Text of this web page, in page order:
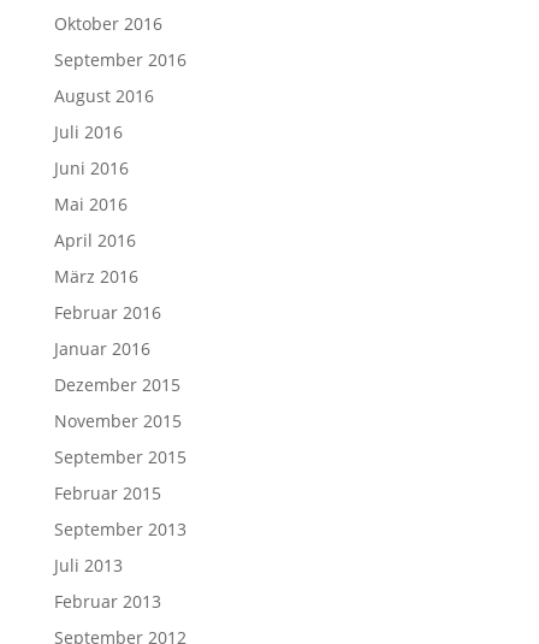
Oktober 2016
September 2016
August 2016
Juli 2016
Juni 2016
Mai 2016
April 2016
März 2016
Februar 2016
Januar 2016
Dezember 2015
November 2015
September 2015
Februar 2015
September 2013
Juli 2013
Februar 2013
September 2012